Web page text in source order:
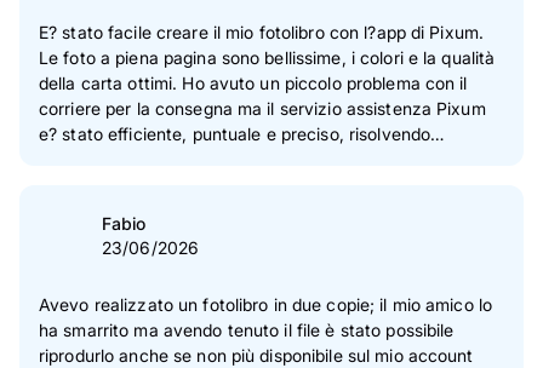
E? stato facile creare il mio fotolibro con l?app di Pixum.
Le foto a piena pagina sono bellissime, i colori e la qualità
della carta ottimi. Ho avuto un piccolo problema con il
corriere per la consegna ma il servizio assistenza Pixum
e? stato efficiente, puntuale e preciso, risolvendo
Fabio
23/06/2026
Avevo realizzato un fotolibro in due copie; il mio amico lo
ha smarrito ma avendo tenuto il file è stato possibile
riprodurlo anche se non più disponibile sul mio account